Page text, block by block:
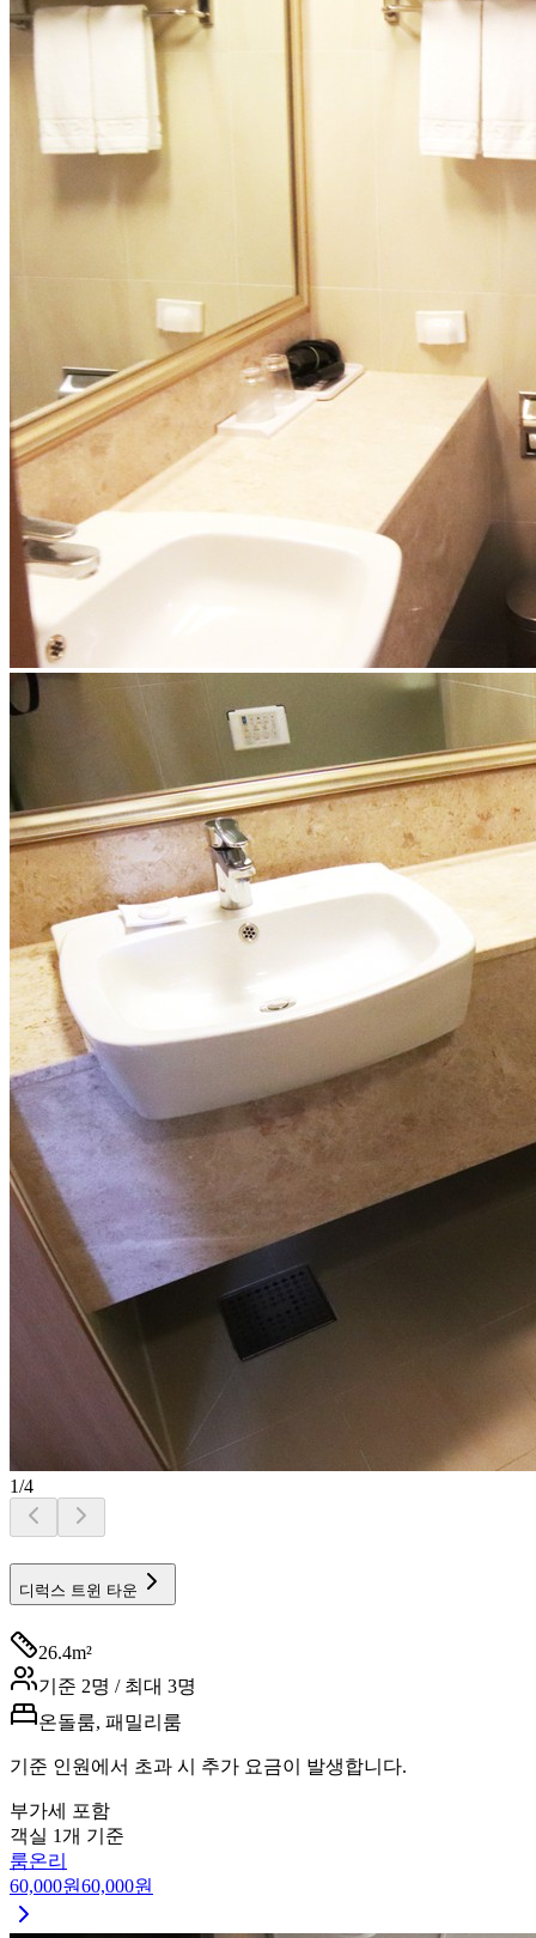
1/4
디럭스 트윈 타운
26.4m²
기준 2명 / 최대 3명
온돌룸, 패밀리룸
기준 인원에서 초과 시 추가 요금이 발생합니다.
부가세 포함
객실 1개 기준
룸온리
60,000원60,000원